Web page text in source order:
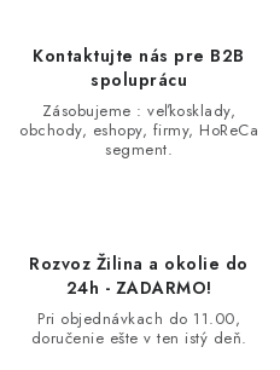
Kontaktujte nás pre B2B
spoluprácu
Zásobujeme : veľkosklady,
obchody, eshopy, firmy, HoReCa
segment.
Rozvoz Žilina a okolie do
24h - ZADARMO!
Pri objednávkach do 11.00,
doručenie ešte v ten istý deň.